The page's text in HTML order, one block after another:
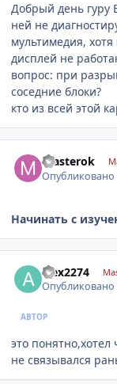
Добрый день гуру
ней не
мультимедия,
дисплей не
вопрос: при
соседние блоки?
кто из всей этой
masterok
Опубликовано
Начинать с
alex2274
Опубликовано
АВТОР
это
не связывался